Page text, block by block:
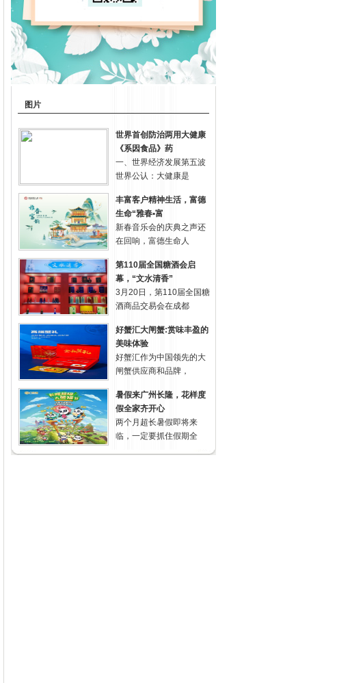
图片
世界首创防治两用大健康
《系因食品》药
一、世界经济发展第五波
世界公认：大健康是
丰富客户精神生活，富德
生命“雅春•富
新春音乐会的庆典之声还
在回响，富德生命人
第110届全国糖酒会启
幕，“文水清香”
3月20日，第110届全国糖
酒商品交易会在成都
好蟹汇大闸蟹:赏味丰盈的
美味体验
好蟹汇作为中国领先的大
闸蟹供应商和品牌，
暑假来广州长隆，花样度
假全家齐开心
两个月超长暑假即将来
临，一定要抓住假期全